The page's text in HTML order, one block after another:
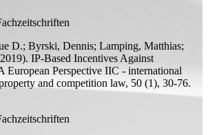
D.; Byrski, Dennis; Lamping, Matthias;
IP-Based Incentives Against
European Perspective IIC - international
and competition law, 50 (1), 30-76.